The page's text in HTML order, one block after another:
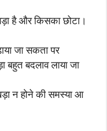
है और किसका छोटा।
जा सकता पर
बहुत बदलाव लाया जा
न होने की समस्या आ